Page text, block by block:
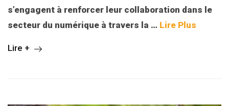
s’engagent à renforcer leur collaboration dans le
secteur du numérique à travers la … Lire Plus
Lire +